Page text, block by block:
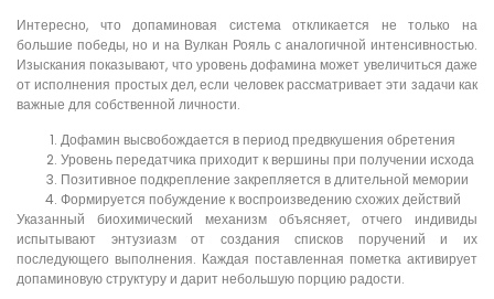
Интересно, что допаминовая система откликается не только на
большие победы, но и на Вулкан Рояль с аналогичной интенсивностью.
Изыскания показывают, что уровень дофамина может увеличиться даже
от исполнения простых дел, если человек рассматривает эти задачи как
важные для собственной личности.
Дофамин высвобождается в период предвкушения обретения
Уровень передатчика приходит к вершины при получении исхода
Позитивное подкрепление закрепляется в длительной мемории
Формируется побуждение к воспроизведению схожих действий
Указанный биохимический механизм объясняет, отчего индивиды
испытывают энтузиазм от создания списков поручений и их
последующего выполнения. Каждая поставленная пометка активирует
допаминовую структуру и дарит небольшую порцию радости.